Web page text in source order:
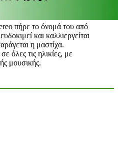
πήρε το όνομά του από
και καλλιεργείται
η μαστίχα.
όλες τις ηλικίες, με
μουσικής.